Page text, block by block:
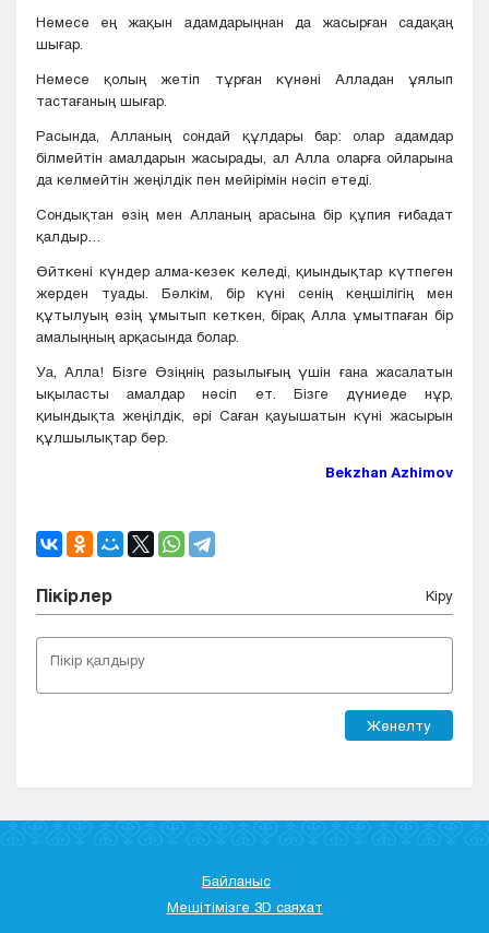
Немесе ең жақын адамдарыңнан да жасырған садақаң
шығар.
Немесе қолың жетіп тұрған күнәні Алладан ұялып
тастағаның шығар.
Расында, Алланың сондай құлдары бар: олар адамдар
білмейтін амалдарын жасырады, ал Алла оларға ойларына
да келмейтін жеңілдік пен мейірімін нәсіп етеді.
Сондықтан өзің мен Алланың арасына бір құпия ғибадат
қалдыр…
Өйткені күндер алма-кезек келеді, қиындықтар күтпеген
жерден туады. Бәлкім, бір күні сенің кеңшілігің мен
құтылуың өзің ұмытып кеткен, бірақ Алла ұмытпаған бір
амалыңның арқасында болар.
Уа, Алла! Бізге Өзіңнің разылығың үшін ғана жасалатын
ықыласты амалдар нәсіп ет. Бізге дүниеде нұр,
қиындықта жеңілдік, әрі Саған қауышатын күні жасырын
құлшылықтар бер.
Bekzhan Azhimov
Пікірлер Кіру
Жөнелту
Байланыс
Мешітімізге 3D саяхат